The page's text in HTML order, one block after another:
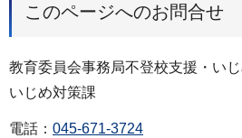
このページへのお問合せ
教育委員会事務局不登校支援・い
いじめ対策課
電話： 045-671-3724